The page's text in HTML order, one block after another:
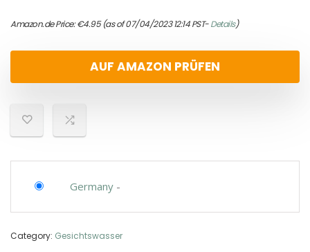
Amazon.de Price:€4.95(as of 07/04/2023 12:14 PST-Details)
AUF AMAZON PRÜFEN
Germany -
Category: Gesichtswasser